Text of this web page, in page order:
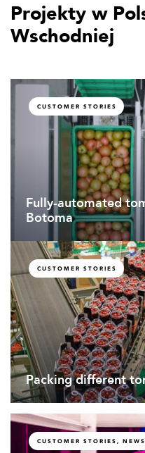
Projekty w
Wschodniej
CUSTOMER STORIES
Fully-automated
Botoma
CUSTOMER STORIES
Packing different
CUSTOMER STORIES, NEWS